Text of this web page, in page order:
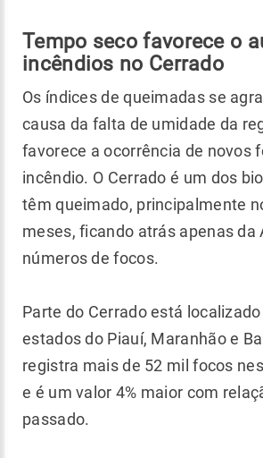
Tempo seco favorece o
incêndios no Cerrado
Os índices de queimadas se
causa da falta de umidade da
favorece a ocorrência de novos
incêndio. O Cerrado é um dos
têm queimado, principalmente
meses, ficando atrás apenas da
números de focos.
Parte do Cerrado está
estados do Piauí, Maranhão e
registra mais de 52 mil focos
e é um valor 4% maior com
passado.